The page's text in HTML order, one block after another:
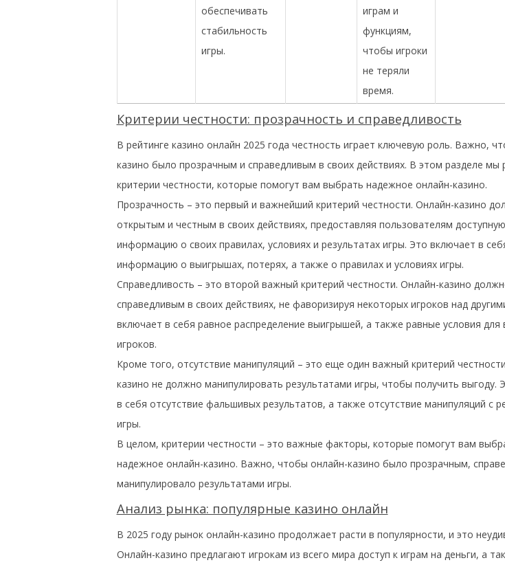
обеспечивать
стабильность
игры.
играм и
функциям,
чтобы игроки
не теряли
время.
Критерии честности: прозрачность и справедливость
В рейтинге казино онлайн 2025 года честность играет ключевую роль. Важно,
казино было прозрачным и справедливым в своих действиях. В этом разделе мы
критерии честности, которые помогут вам выбрать надежное онлайн-казино.
Прозрачность – это первый и важнейший критерий честности. Онлайн-казино
открытым и честным в своих действиях, предоставляя пользователям доступную
информацию о своих правилах, условиях и результатах игры. Это включает в
информацию о выигрышах, потерях, а также о правилах и условиях игры.
Справедливость – это второй важный критерий честности. Онлайн-казино
справедливым в своих действиях, не фаворизируя некоторых игроков над
включает в себя равное распределение выигрышей, а также равные условия для
игроков.
Кроме того, отсутствие манипуляций – это еще один важный критерий
казино не должно манипулировать результатами игры, чтобы получить выгоду.
в себя отсутствие фальшивых результатов, а также отсутствие манипуляций с
игры.
В целом, критерии честности – это важные факторы, которые помогут вам
надежное онлайн-казино. Важно, чтобы онлайн-казино было прозрачным,
манипулировало результатами игры.
Анализ рынка: популярные казино онлайн
В 2025 году рынок онлайн-казино продолжает расти в популярности, и это
Онлайн-казино предлагают игрокам из всего мира доступ к играм на деньги, а